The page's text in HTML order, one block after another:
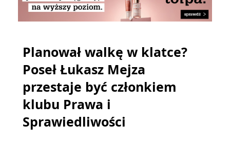
Planował walkę w klatce?
Poseł Łukasz Mejza
przestaje być członkiem
klubu Prawa i
Sprawiedliwości